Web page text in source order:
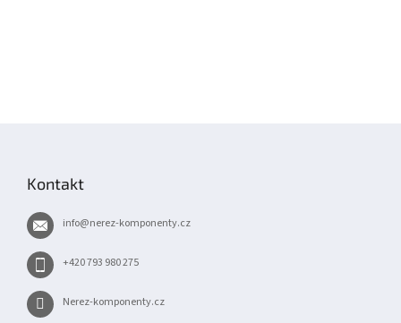
Kontakt
info@nerez-komponenty.cz
+420 793 980 275
Nerez-komponenty.cz